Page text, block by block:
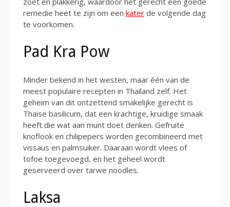
remedie heet te zijn om een kater de volgende dag
te voorkomen.
Pad Kra Pow
Minder bekend in het westen, maar één van de
meest populaire recepten in Thailand zelf. Het
geheim van dit ontzettend smakelijke gerecht is
Thaise basilicum, dat een krachtige, kruidige smaak
heeft die wat aan munt doet denken. Gefruite
knoflook en chilipepers worden gecombineerd met
vissaus en palmsuiker. Daaraan wordt vlees of
tofoe toegevoegd, en het geheel wordt
geserveerd over tarwe noodles.
Laksa